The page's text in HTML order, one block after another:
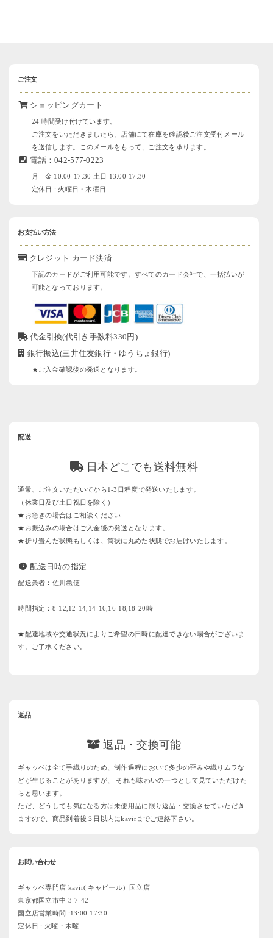
ご注文
ショッピングカート
24 時間受け付けています。
ご注文をいただきましたら、店舗にて在庫を確認後ご注文受付メール
を送信します。このメールをもって、ご注文を承ります。
電話：042-577-0223
月 - 金 10:00-17:30 土日 13:00-17:30
定休日 : 火曜日・木曜日
お支払い方法
クレジット カード決済
下記のカードがご利用可能です。すべてのカード会社で、一括払いが
可能となっております。
代金引換(代引き手数料330円)
銀行振込(三井住友銀行・ゆうちょ銀行)
★ご入金確認後の発送となります。
配送
日本どこでも送料無料
通常、ご注文いただいてから1-3日程度で発送いたします。
（休業日及び土日祝日を除く）
★お急ぎの場合はご相談ください
★お振込みの場合はご入金後の発送となります。
★折り畳んだ状態もしくは、筒状に丸めた状態でお届けいたします。
配送日時の指定
配送業者：佐川急便
時間指定：8-12,12-14,14-16,16-18,18-20時
★配達地域や交通状況によりご希望の日時に配達できない場合がございま
す。ご了承ください。
返品
返品・交換可能
ギャッベは全て手織りのため、制作過程において多少の歪みや織りムラな
どが生じることがありますが、 それも味わいの一つとして見ていただけた
らと思います。
ただ、どうしても気になる方は未使用品に限り返品・交換させていただき
ますので、商品到着後３日以内にkavirまでご連絡下さい。
お問い合わせ
ギャッベ専門店 kavir( キャビール）国立店
東京都国立市中 3-7-42
国立店営業時間 :13:00-17:30
定休日 : 火曜・木曜